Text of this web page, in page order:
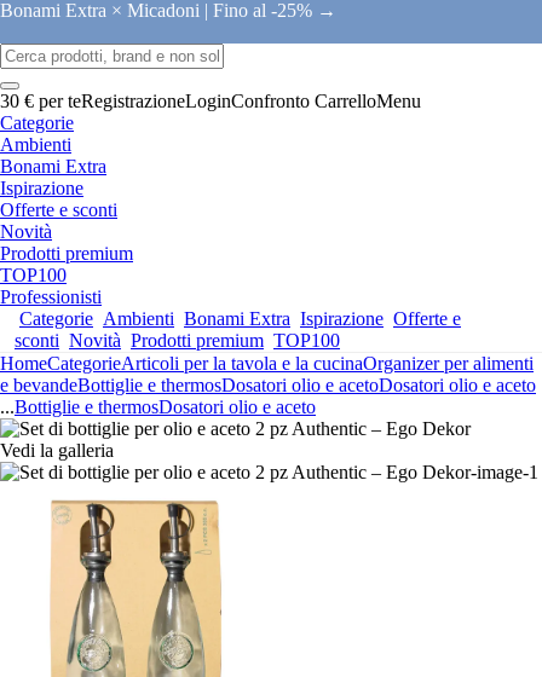
Bonami Extra × Micadoni | Fino al -25% →
30 € per teRegistrazioneLoginConfronto CarrelloMenu
Categorie
Ambienti
Bonami Extra
Ispirazione
Offerte e sconti
Novità
Prodotti premium
TOP100
Professionisti
Categorie Ambienti Bonami Extra Ispirazione Offerte e
sconti Novità Prodotti premium TOP100
HomeCategorieArticoli per la tavola e la cucinaOrganizer per alimenti
e bevandeBottiglie e thermosDosatori olio e acetoDosatori olio e aceto
...Bottiglie e thermosDosatori olio e aceto
Vedi la galleria